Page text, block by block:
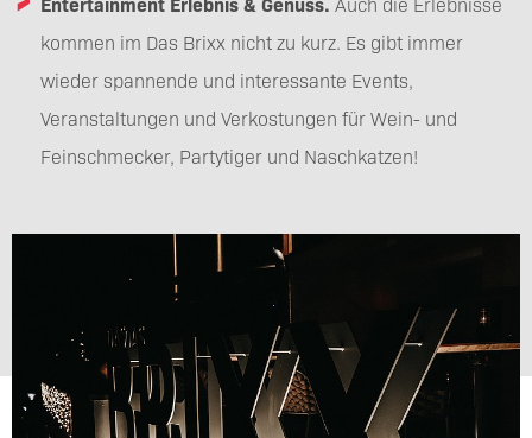
kommen im Das Brixx nicht zu kurz. Es gibt immer
wieder spannende und interessante Events,
Veranstaltungen und Verkostungen für Wein- und
Feinschmecker, Partytiger und Naschkatzen!